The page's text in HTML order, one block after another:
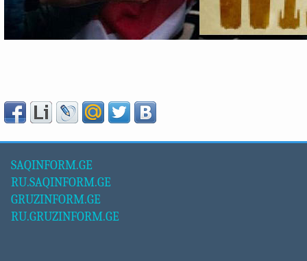
SAQINFORM.GE
RU.SAQINFORM.GE
GRUZINFORM.GE
RU.GRUZINFORM.GE